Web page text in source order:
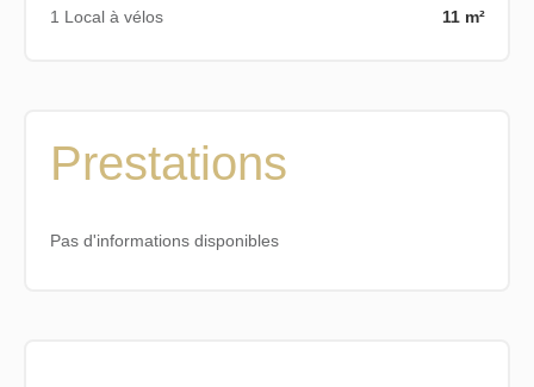
1 Local à vélos 11 m²
Prestations
Pas d'informations disponibles